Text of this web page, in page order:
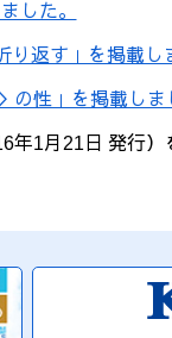
した。
返す」を掲載し
の性」を掲載しま
1月21日 発行）